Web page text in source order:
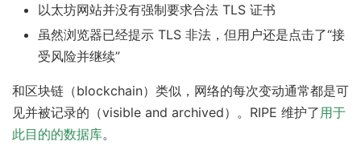
以太坊网站并没有强制要求合法 TLS 证书
虽然浏览器已经提示 TLS 非法，但用户还是点击了“接
受风险并继续”
和区块链（blockchain）类似，网络的每次变动通常都是可
见并被记录的（visible and archived）。RIPE 维护了 用于
此目的的数据库。